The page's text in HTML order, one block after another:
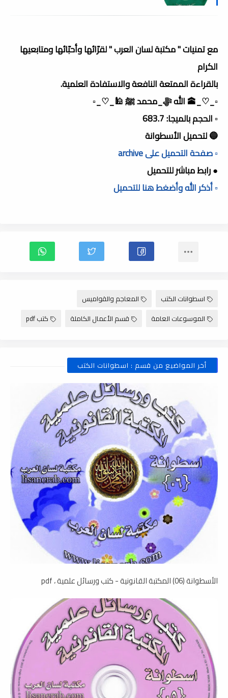
مع تمنيات " مكتبة لسان العرب " لقرّائها وأحبّائها ومتابعيها
الكرام
بالقراءة الممتعة النافعة والاستفادة العلمية.
▫️_♡_🕋 الله ﷻ_محمد ﷺ 🕌_♡_▫️
▫️ الحجم بالميجا: 683.7
🔵 لتحميل الأسطوانة
▫️ صفحة التحميل على archive
● رابط مباشر للتحميل
▫️ أذكر الله وأضغط هنا للتحميل
اسطوانات الكتب
المعاجم والقواميس
الموسوعات العامة
قسم الأعمال الكاملة كتب pdf
أخر المواضيع من قسم : اسطوانات الكتب
الأسطوانة (06) المكتبة القانونية - كتب ورسائل علمية ، pdf